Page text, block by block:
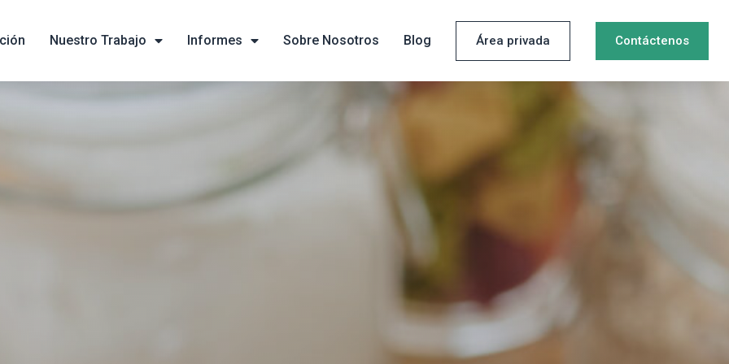
Nuestro Trabajo Informes Sobre Nosotros Blog Área privada Contáctenos